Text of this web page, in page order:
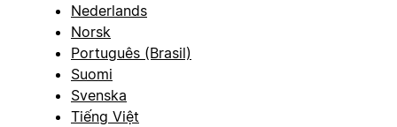
Nederlands
Norsk
Português (Brasil)
Suomi
Svenska
Tiếng Việt